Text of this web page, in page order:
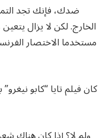
الخارج. لكن لا يزال
كان فيلم تايا “كابو